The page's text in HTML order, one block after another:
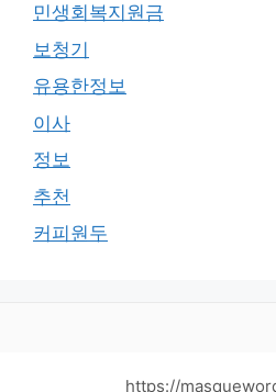
민생회복지원금
보청기
유용한정보
이사
정보
추천
커피원두
https://